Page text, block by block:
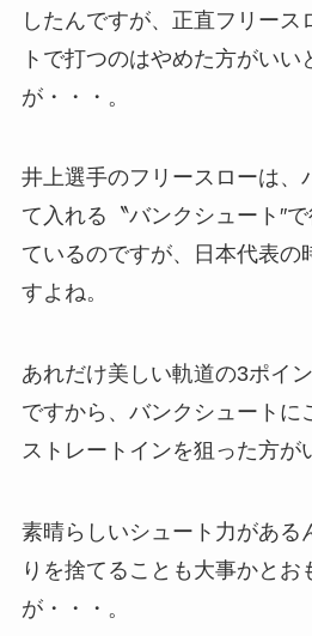
したんですが、正直フリース
トで打つのはやめた方がいい
が・・・。
井上選手のフリースローは、
て入れる〝バンクシュート″
ているのですが、日本代表の
すよね。
あれだけ美しい軌道の3ポイ
ですから、バンクシュートに
ストレートインを狙った方が
素晴らしいシュート力がある
りを捨てることも大事かとお
が・・・。